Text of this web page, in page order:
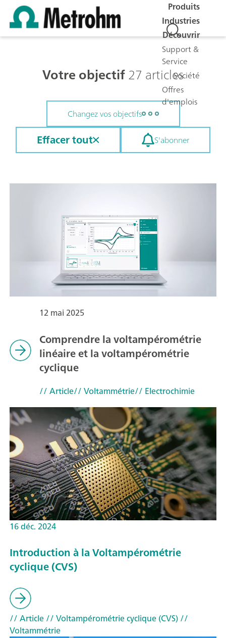
Produits
Industries
Découvrir
Support &
Service
Société
Offres
d'emplois
Votre objectif27 articles
Changez vos objectifs
Effacer tout S'abonner
12 mai 2025
Comprendre la voltampérométrie
linéaire et la voltampérométrie
cyclique
// Article// Voltammétrie// Electrochimie
16 déc. 2024
Introduction à la Voltampérométrie
cyclique (CVS)
// Article// Voltampérométrie cyclique (CVS)//
Voltammétrie